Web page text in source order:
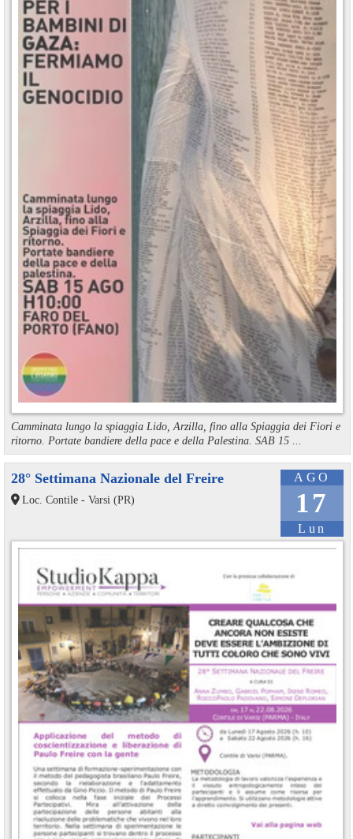
Camminata lungo la spiaggia Lido, Arzilla, fino alla Spiaggia dei Fiori e
ritorno. Portate bandiere della pace e della Palestina. SAB 15 ...
AGO
17
Lun
28° Settimana Nazionale del Freire
Loc. Contile - Varsi (PR)